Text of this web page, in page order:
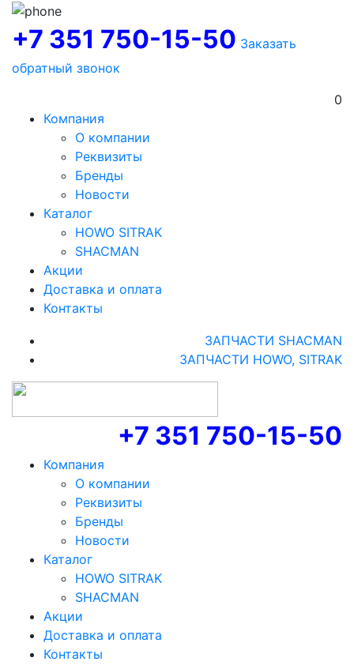
+7 351 750-15-50 Заказать
обратный звонок
0
Компания
О компании
Реквизиты
Бренды
Новости
Каталог
HOWO SITRAK
SHACMAN
Акции
Доставка и оплата
Контакты
ЗАПЧАСТИ SHACMAN
ЗАПЧАСТИ HOWO, SITRAK
+7 351 750-15-50
Компания
О компании
Реквизиты
Бренды
Новости
Каталог
HOWO SITRAK
SHACMAN
Акции
Доставка и оплата
Контакты